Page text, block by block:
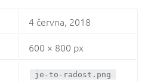
K
S
D
4 června, 2018
600 × 800 px
je-to-radost.png